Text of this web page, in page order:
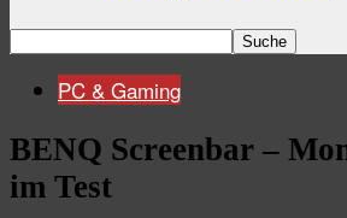
PC & Gaming
BENQ Screenbar –
im Test